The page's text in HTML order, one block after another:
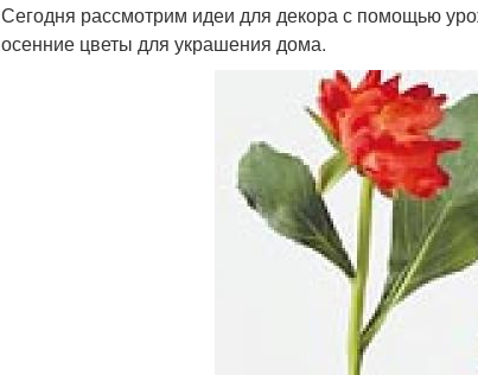
Сегодня рассмотрим идеи для декора с помощью
осенние цветы для украшения дома.